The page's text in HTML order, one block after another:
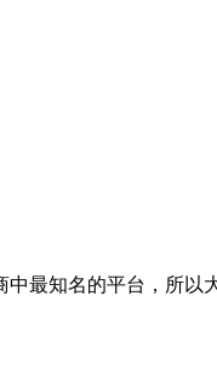
最知名的平台，所以